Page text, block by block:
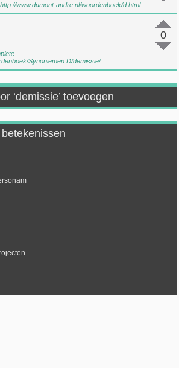
http://www.dumont-andre.nl/woordenboek/d.html
0
Synoniemen D/demissie/
‘demissie’ toevoegen